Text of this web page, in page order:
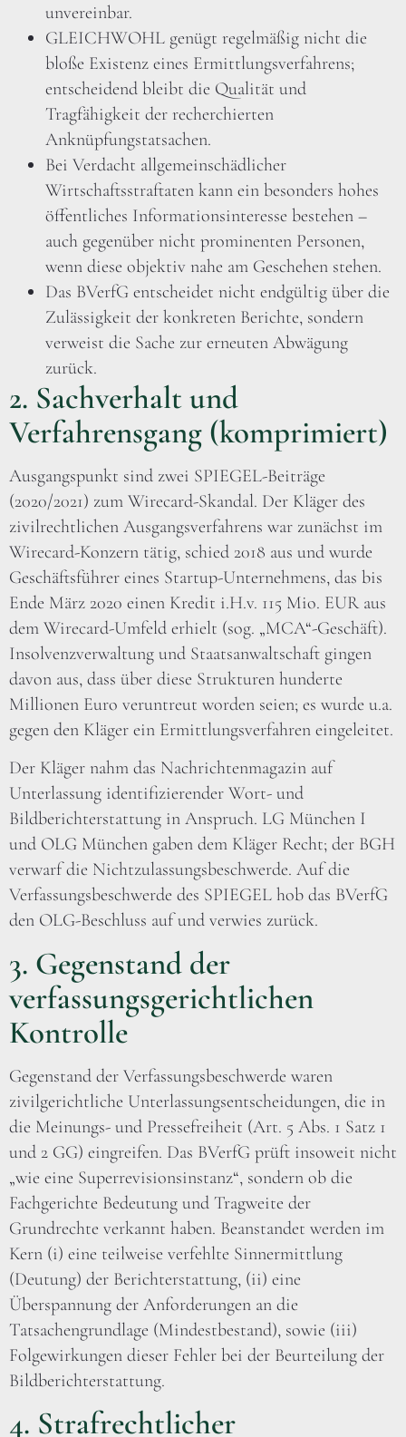
unvereinbar.
GLEICHWOHL genügt regelmäßig nicht die
bloße Existenz eines Ermittlungsverfahrens;
entscheidend bleibt die Qualität und
Tragfähigkeit der recherchierten
Anknüpfungstatsachen.
Bei Verdacht allgemeinschädlicher
Wirtschaftsstraftaten kann ein besonders hohes
öffentliches Informationsinteresse bestehen –
auch gegenüber nicht prominenten Personen,
wenn diese objektiv nahe am Geschehen stehen.
Das BVerfG entscheidet nicht endgültig über die
Zulässigkeit der konkreten Berichte, sondern
verweist die Sache zur erneuten Abwägung
zurück.
2. Sachverhalt und
Verfahrensgang (komprimiert)
Ausgangspunkt sind zwei SPIEGEL-Beiträge
(2020/2021) zum Wirecard-Skandal. Der Kläger des
zivilrechtlichen Ausgangsverfahrens war zunächst im
Wirecard-Konzern tätig, schied 2018 aus und wurde
Geschäftsführer eines Startup-Unternehmens, das bis
Ende März 2020 einen Kredit i.H.v. 115 Mio. EUR aus
dem Wirecard-Umfeld erhielt (sog. „MCA“-Geschäft).
Insolvenzverwaltung und Staatsanwaltschaft gingen
davon aus, dass über diese Strukturen hunderte
Millionen Euro veruntreut worden seien; es wurde u.a.
gegen den Kläger ein Ermittlungsverfahren eingeleitet.
Der Kläger nahm das Nachrichtenmagazin auf
Unterlassung identifizierender Wort- und
Bildberichterstattung in Anspruch. LG München I
und OLG München gaben dem Kläger Recht; der BGH
verwarf die Nichtzulassungsbeschwerde. Auf die
Verfassungsbeschwerde des SPIEGEL hob das BVerfG
den OLG-Beschluss auf und verwies zurück.
3. Gegenstand der
verfassungsgerichtlichen
Kontrolle
Gegenstand der Verfassungsbeschwerde waren
zivilgerichtliche Unterlassungsentscheidungen, die in
die Meinungs- und Pressefreiheit (Art. 5 Abs. 1 Satz 1
und 2 GG) eingreifen. Das BVerfG prüft insoweit nicht
„wie eine Superrevisionsinstanz“, sondern ob die
Fachgerichte Bedeutung und Tragweite der
Grundrechte verkannt haben. Beanstandet werden im
Kern (i) eine teilweise verfehlte Sinnermittlung
(Deutung) der Berichterstattung, (ii) eine
Überspannung der Anforderungen an die
Tatsachengrundlage (Mindestbestand), sowie (iii)
Folgewirkungen dieser Fehler bei der Beurteilung der
Bildberichterstattung.
4. Strafrechtlicher